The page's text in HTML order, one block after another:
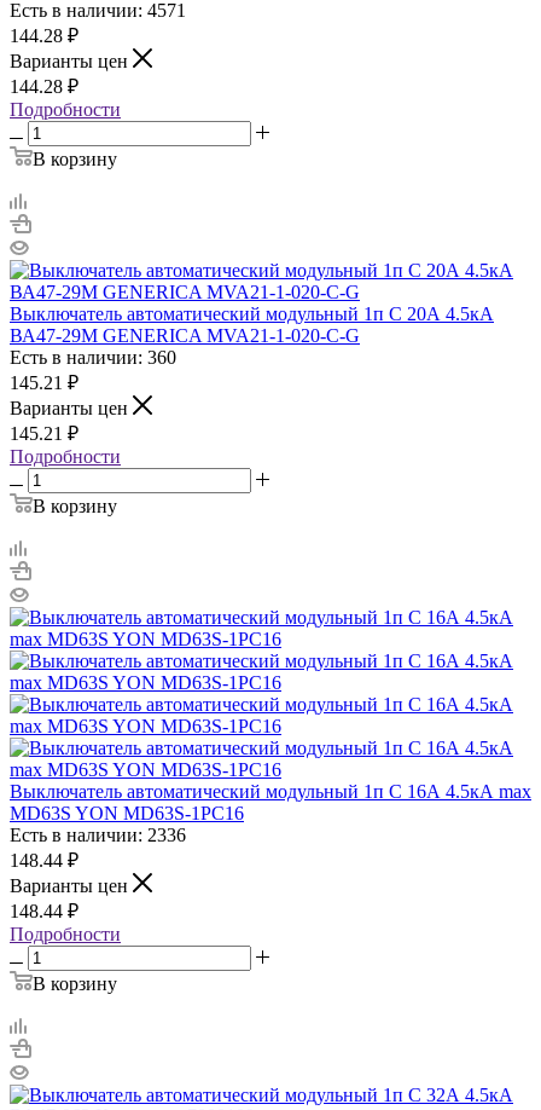
Есть в наличии: 4571
144.28 ₽
Варианты цен
144.28 ₽
Подробности
В корзину
Выключатель автоматический модульный 1п C 20А 4.5кА
ВА47-29М GENERICA MVA21-1-020-C-G
Есть в наличии: 360
145.21 ₽
Варианты цен
145.21 ₽
Подробности
В корзину
Выключатель автоматический модульный 1п C 16А 4.5кА max
MD63S YON MD63S-1PC16
Есть в наличии: 2336
148.44 ₽
Варианты цен
148.44 ₽
Подробности
В корзину